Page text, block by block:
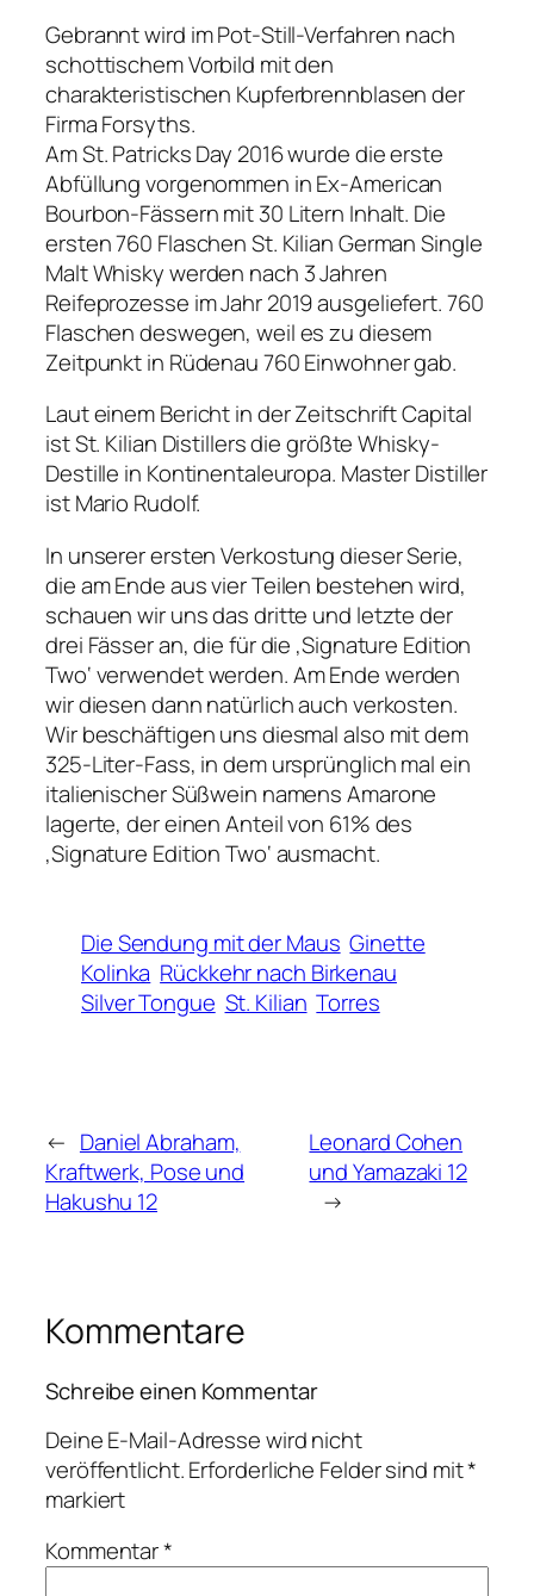
Gebrannt wird im Pot-Still-Verfahren nach
schottischem Vorbild mit den
charakteristischen Kupferbrennblasen der
Firma Forsyths.
Am St. Patricks Day 2016 wurde die erste
Abfüllung vorgenommen in Ex-American
Bourbon-Fässern mit 30 Litern Inhalt. Die
ersten 760 Flaschen St. Kilian German Single
Malt Whisky werden nach 3 Jahren
Reifeprozesse im Jahr 2019 ausgeliefert. 760
Flaschen deswegen, weil es zu diesem
Zeitpunkt in Rüdenau 760 Einwohner gab.
Laut einem Bericht in der Zeitschrift Capital
ist St. Kilian Distillers die größte Whisky-
Destille in Kontinentaleuropa. Master Distiller
ist Mario Rudolf.
In unserer ersten Verkostung dieser Serie,
die am Ende aus vier Teilen bestehen wird,
schauen wir uns das dritte und letzte der
drei Fässer an, die für die ‚Signature Edition
Two‘ verwendet werden. Am Ende werden
wir diesen dann natürlich auch verkosten.
Wir beschäftigen uns diesmal also mit dem
325-Liter-Fass, in dem ursprünglich mal ein
italienischer Süßwein namens Amarone
lagerte, der einen Anteil von 61% des
‚Signature Edition Two‘ ausmacht.
Die Sendung mit der Maus Ginette
Kolinka Rückkehr nach Birkenau
Silver Tongue St. Kilian Torres
← Daniel Abraham,
Kraftwerk, Pose und
Hakushu 12
Leonard Cohen
und Yamazaki 12
→
Kommentare
Schreibe einen Kommentar
Deine E-Mail-Adresse wird nicht
veröffentlicht.Erforderliche Felder sind mit*
markiert
Kommentar*